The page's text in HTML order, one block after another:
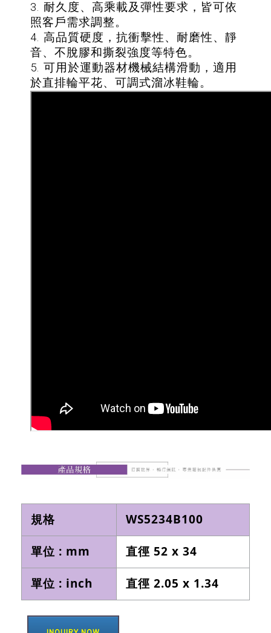
3. 耐久度、高乘載及彈性要求，皆可依
照客戶需求調整。
4. 高品質硬度，抗衝擊性、耐磨性、靜
音、不脫膠和撕裂強度等特色。
5. 可用於運動器材機械結構滑動，適用
於直排輪平花、可調式溜冰鞋輪。
規格 WS5234B100
單位 : mm 直徑 52 x 34
單位 : inch 直徑 2.05 x 1.34